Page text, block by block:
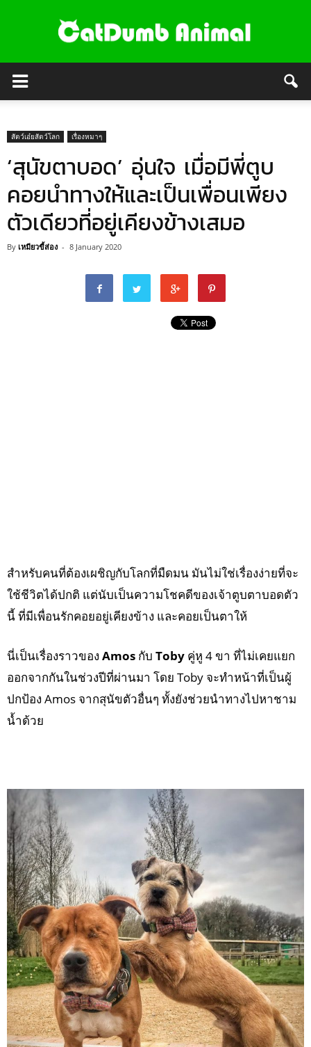
สัตว์เอ๋ยสัตว์โลก เรื่องหมาๆ
‘สุนัขตาบอด’ อุ่นใจ เมื่อมีพี่ตูบ
คอยนำทางให้และเป็นเพื่อนเพียง
ตัวเดียวที่อยู่เคียงข้างเสมอ
By เหมียวขี้ส่อง - 8 January 2020
สำหรับคนที่ต้องเผชิญกับโลกที่มืดมน มันไม่ใช่เรื่องง่ายที่จะ
ใช้ชีวิตได้ปกติ แต่นับเป็นความโชคดีของเจ้าตูบตาบอดตัว
นี้ ที่มีเพื่อนรักคอยอยู่เคียงข้าง และคอยเป็นตาให้
นี่เป็นเรื่องราวของ Amos กับ Toby คู่หู 4 ขา ที่ไม่เคยแยก
ออกจากกันในช่วงปีที่ผ่านมา โดย Toby จะทำหน้าที่เป็นผู้
ปกป้อง Amos จากสุนัขตัวอื่นๆ ทั้งยังช่วยนำทางไปหาชาม
น้ำด้วย